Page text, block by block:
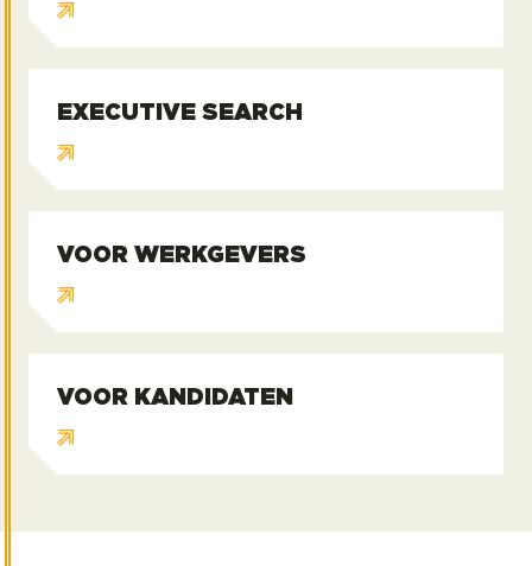
EXECUTIVE SEARCH
Executive Search
VOOR WERKGEVERS
Voor werkgevers
VOOR KANDIDATEN
Voor kandidaten